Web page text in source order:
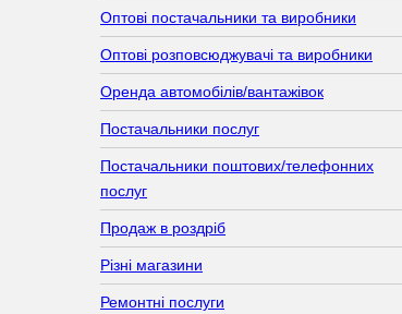
Оптові постачальники та виробники
Оптові розповсюджувачі та виробники
Оренда автомобілів/вантажівок
Постачальники послуг
Постачальники поштових/телефонних
послуг
Продаж в роздріб
Різні магазини
Ремонтні послуги